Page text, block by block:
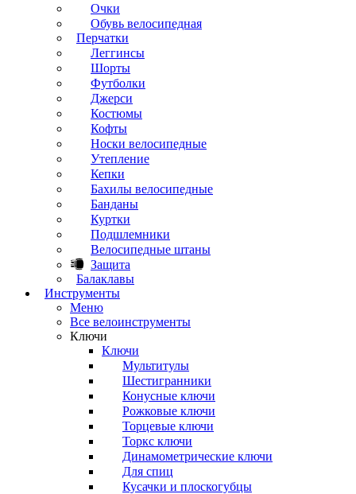
Очки
Обувь велосипедная
Перчатки
Леггинсы
Шорты
Футболки
Джерси
Костюмы
Кофты
Носки велосипедные
Утепление
Кепки
Бахилы велосипедные
Банданы
Куртки
Подшлемники
Велосипедные штаны
Защита
Балаклавы
Инструменты
Меню
Все велоинструменты
Ключи
Ключи
Мультитулы
Шестигранники
Конусные ключи
Рожковые ключи
Торцевые ключи
Торкс ключи
Динамометрические ключи
Для спиц
Кусачки и плоскогубцы